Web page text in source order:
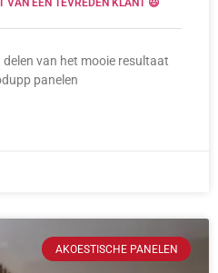
VAN EEN TEVREDEN KLANT 😃
delen van het mooie resultaat
panelen
AKOESTISCHE PANELEN